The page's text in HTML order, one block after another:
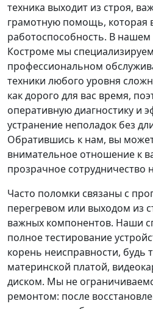
техника выходит из строя,
грамотную помощь, которая
работоспособность. В
Костроме мы
профессиональном
техники любого уровня
как дорого для вас время,
оперативную диагностику и
устранение неполадок без
Обратившись к нам, вы
внимательное отношение к
прозрачное сотрудничество
Часто поломки связаны с
перегревом или выходом из
важных компонентов. Наши
полное тестирование
корень неисправности, будь
материнской платой,
диском. Мы не
ремонтом: после